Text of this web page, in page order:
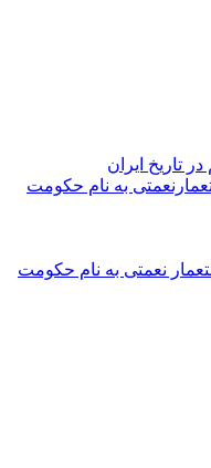
تاریخ ایران
به نام حکومت
نعمتی به نام حکومت